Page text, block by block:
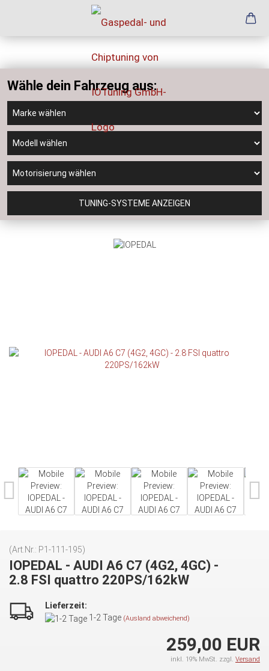
Wähle dein Fahrzeug aus:
TUNING-SYSTEME ANZEIGEN
(Art.Nr.: P1-111-195)
IOPEDAL - AUDI A6 C7 (4G2, 4GC) -
2.8 FSI quattro 220PS/162kW
Lieferzeit:
1-2 Tage (Ausland abweichend)
259,00 EUR
inkl. 19% MwSt. zzgl. Versand